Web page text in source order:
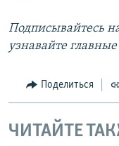
Подписывайтесь
узнавайте
Поделиться
ЧИТАЙТЕ